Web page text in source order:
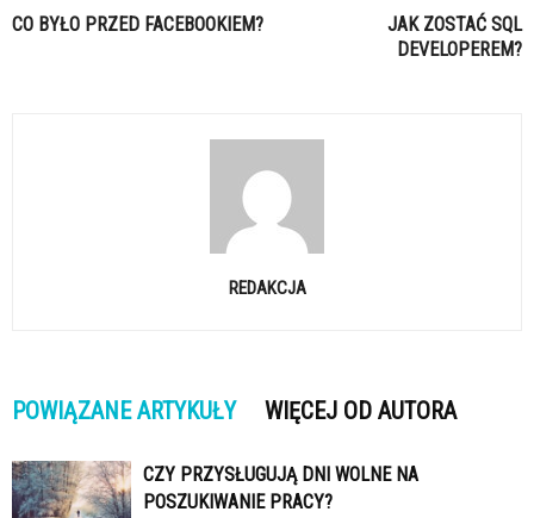
CO BYŁO PRZED FACEBOOKIEM?
JAK ZOSTAĆ SQL
DEVELOPEREM?
REDAKCJA
POWIĄZANE ARTYKUŁY WIĘCEJ OD AUTORA
CZY PRZYSŁUGUJĄ DNI WOLNE NA
POSZUKIWANIE PRACY?